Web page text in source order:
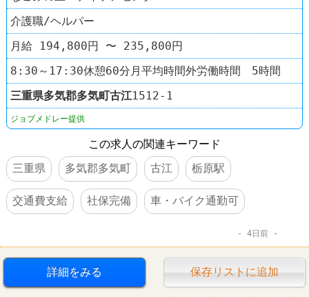
介護職/ヘルパー
月給 194,800円 〜 235,800円
8:30～17:30休憩60分月平均時間外労働時間 5時間
三重県多気郡多気町古江1512-1
ジョブメドレー提供
この求人の関連キーワード
三重県
多気郡多気町 古江 栃原駅
交通費支給 社保完備 車・バイク通勤可
4日前
詳細をみる 保存リストに追加